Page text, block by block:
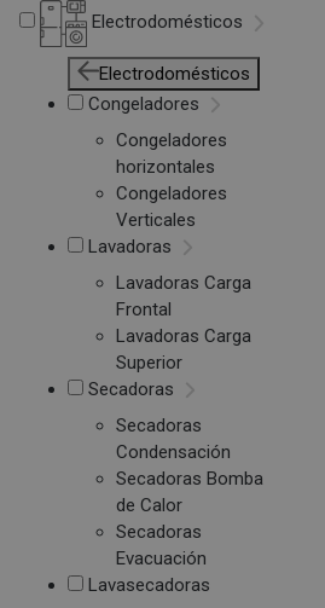
Electrodomésticos
Electrodomésticos
Congeladores
Congeladores
horizontales
Congeladores
Verticales
Lavadoras
Lavadoras Carga
Frontal
Lavadoras Carga
Superior
Secadoras
Secadoras
Condensación
Secadoras Bomba
de Calor
Secadoras
Evacuación
Lavasecadoras